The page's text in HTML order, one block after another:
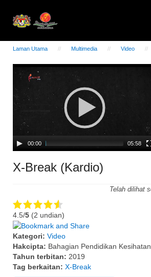
Laman Utama Multimedia Video
Video
Player
00:00 05:58
X-Break (Kardio)
Telah dilihat
4.5/5 (2 undian)
Kategori: Video
Hakcipta: Bahagian Pendidikan Kesihatan
Tahun terbitan: 2019
Tag berkaitan: X-Break